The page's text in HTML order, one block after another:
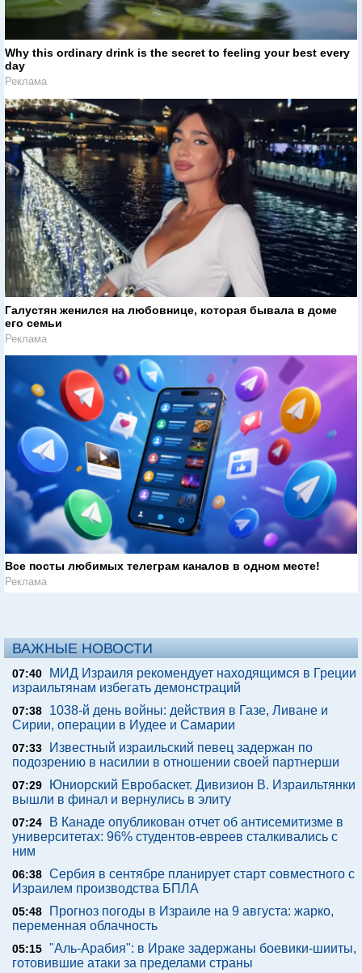
Why this ordinary drink is the secret to feeling your best every
day
Реклама
Галустян женился на любовнице, которая бывала в доме
его семьи
Реклама
Все посты любимых телеграм каналов в одном месте!
Реклама
ВАЖНЫЕ НОВОСТИ
07:40
МИД Израиля рекомендует находящимся в Греции
израильтянам избегать демонстраций
07:38
1038-й день войны: действия в Газе, Ливане и
Сирии, операции в Иудее и Самарии
07:33
Известный израильский певец задержан по
подозрению в насилии в отношении своей партнерши
07:29
Юниорский Евробаскет. Дивизион В. Израильтянки
вышли в финал и вернулись в элиту
07:24
В Канаде опубликован отчет об антисемитизме в
университетах: 96% студентов-евреев сталкивались с
ним
06:38 Сербия в сентябре планирует старт совместного с
Израилем производства БПЛА
05:48
Прогноз погоды в Израиле на 9 августа: жарко,
переменная облачность
05:15 "Аль-Арабия": в Ираке задержаны боевики-шииты,
готовившие атаки за пределами страны